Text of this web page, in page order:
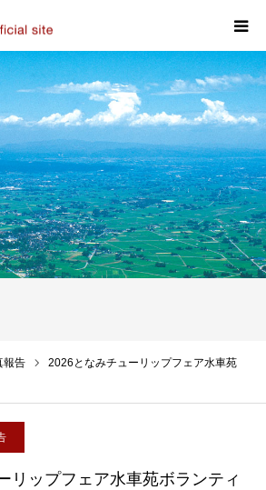
報告
2026となみチューリップフェア水車苑
リップフェア水車苑ボランティ